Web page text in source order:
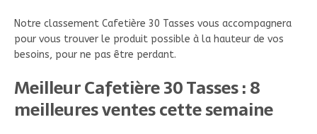
Notre classement Cafetière 30 Tasses vous accompagnera
pour vous trouver le produit possible à la hauteur de vos
besoins, pour ne pas être perdant.
Meilleur Cafetière 30 Tasses : 8
meilleures ventes cette semaine